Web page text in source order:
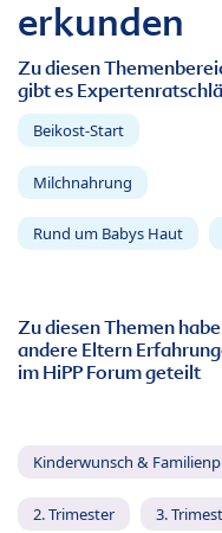
erkunden
Zu diesen
gibt es
Beikost-Start
Milchnahrung
Rund um Babys Haut
Zu diesen Themen
andere Eltern
im HiPP Forum geteilt
Kinderwunsch &
2. Trimester 3.